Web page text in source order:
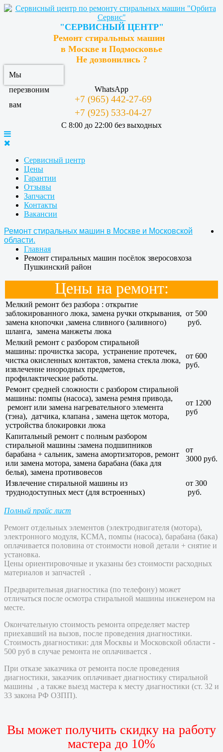
"СЕРВИСНЫЙ ЦЕНТР"
Ремонт стиральных машин
в Москве и Подмосковье
Не дозвонились ?
Мы
перезвоним
вам
WhatsApp
+7 (965) 442-27-69
+7 (925) 533-04-27
С 8:00 до 22:00 без выходных
Сервисный центр
Цены
Гарантии
Отзывы
Запчасти
Контакты
Вакансии
Ремонт стиральных машин в Москве и Московской
области.
Главная
Ремонт стиральных машин посёлок зверосовхоза
Пушкинский район
Цены на ремонт:
Мелкий ремонт без разбора : открытие
заблокированного люка, замена ручки открывания,
замена кнопочки ,замена сливного (заливного)
шланга, замена манжеты люка
от 500
руб.
Мелкий ремонт с разбором стиральной
машины: прочистка засора, устранение протечек,
чистка окисленных контактов, замена стекла люка,
извлечение инородных предметов,
профилактические работы.
от 600
руб.
Ремонт средней сложности с разбором стиральной
машины: помпы (насоса), замена ремня привода,
ремонт или замена нагревательного элемента
(тэна), датчика, клапана , замена щеток мотора,
устройства блокировки люка
от 1200
руб
Капитальный ремонт с полным разбором
стиральной машины :замена подшипников
барабана + сальник, замена амортизаторов, ремонт
или замена мотора, замена барабана (бака для
белья), замена противовесов
от
3000 руб.
Извлечение стиральной машины из
труднодоступных мест (для встроенных)
от 300
руб.
Полный прайс лист
Ремонт отдельных элементов (электродвигателя (мотора),
электронного модуля, КСМА, помпы (насоса), барабана (бака)
оплачивается половина от стоимости новой детали + снятие и
установка.
Цены ориентировочные и указаны без стоимости расходных
материалов и запчастей .
Предварительная диагностика (по телефону) может
отличаться после осмотра стиральной машины инженером на
месте.
Окончательную стоимость ремонта определяет мастер
приехавший на вызов, после проведения диагностики.
Стоимость диагностики: для Москвы и Московской области -
500 руб в случае ремонта не оплачивается .
При отказе заказчика от ремонта после проведения
диагностики, заказчик оплачивает диагностику стиральной
машины , а также выезд мастера к месту диагностики (ст. 32 и
33 закона РФ ОЗПП).
Вы может получить скидку на работу
мастера до 10%